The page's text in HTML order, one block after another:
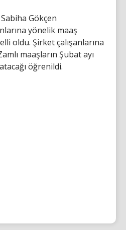
Gökçen
yönelik maaş
oldu. Şirket çalışanlarına
maaşların Şubat ayı
öğrenildi.